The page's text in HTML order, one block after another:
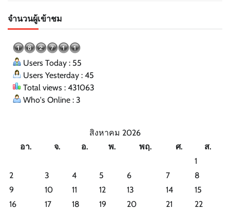
จำนวนผู้เข้าชม
Users Today : 55
Users Yesterday : 45
Total views : 431063
Who's Online : 3
สิงหาคม 2026
อา.
จ. อ. พ. พฤ. ศ.
ส.
1
2
3 4 5 6 7
8
9
10 11 12 13 14
15
16
17 18 19 20 21
22